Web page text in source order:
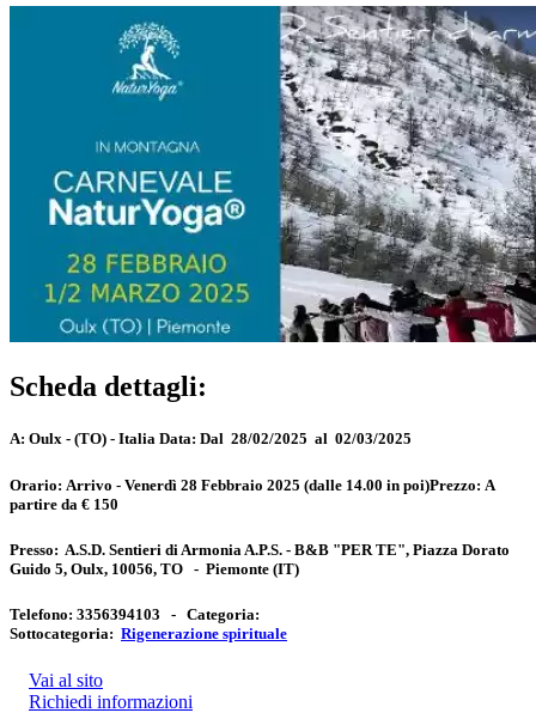
Scheda dettagli:
A: Oulx - (TO) - Italia Data: Dal 28/02/2025 al 02/03/2025
Orario: Arrivo - Venerdì 28 Febbraio 2025 (dalle 14.00 in poi)Prezzo: A
partire da € 150
Presso: A.S.D. Sentieri di Armonia A.P.S. - B&B "PER TE", Piazza Dorato
Guido 5, Oulx, 10056, TO - Piemonte (IT)
Telefono: 3356394103 - Categoria:
Sottocategoria: Rigenerazione spirituale
Vai al sito
Richiedi informazioni